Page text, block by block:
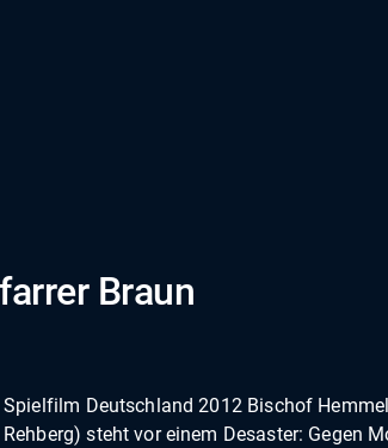
Braun
Spielfilm Deutschland 2012 Bischof
Rehberg) steht vor einem Desaster: Gegen